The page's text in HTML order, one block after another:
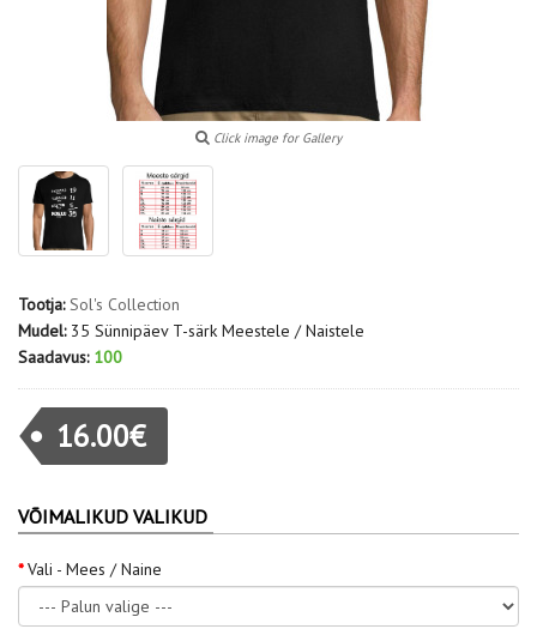
Click image for Gallery
Tootja: Sol's Collection
Mudel: 35 Sünnipäev T-särk Meestele / Naistele
Saadavus: 100
16.00€
VÕIMALIKUD VALIKUD
Vali - Mees / Naine